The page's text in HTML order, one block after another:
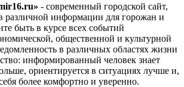
- современный городской сайт,
различной информации для горожан и
быть в курсе всех событий
общественной и культурной
в различных областях жизни
информированный человек знает
ориентируется в ситуациях лучше и,
более комфортно и уверенно.